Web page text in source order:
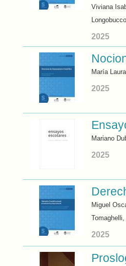
Viviana
2025
María
2025
Mariano
2025
Miguel
2025